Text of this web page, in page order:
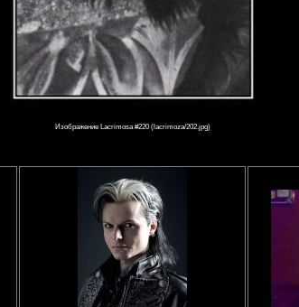
Изображение Lacrimosa #220 (lacrimoza/202.jpg)